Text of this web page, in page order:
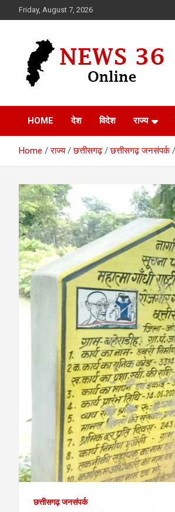
to
Friday, August 7, 2026
News 36
HOME देश विदेश राज्य
Home राज्य छत्तीसगढ़ छत्तीसगढ़ जनसंपर्क
छत्तीसगढ़ जनसंपर्क